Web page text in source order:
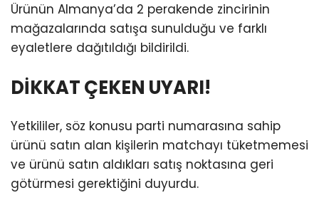
Ürünün Almanya’da 2 perakende zincirinin
mağazalarında satışa sunulduğu ve farklı
eyaletlere dağıtıldığı bildirildi.
DİKKAT ÇEKEN UYARI!
Yetkililer, söz konusu parti numarasına sahip
ürünü satın alan kişilerin matchayı tüketmemesi
ve ürünü satın aldıkları satış noktasına geri
götürmesi gerektiğini duyurdu.